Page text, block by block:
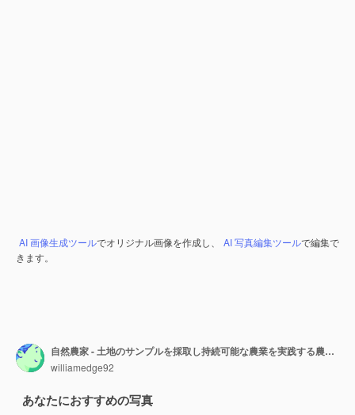
AI 画像生成ツールでオリジナル画像を作成し、 AI 写真編集ツールで編集で
きます。
自然農家 - 土地のサンプルを採取し持続可能な農業を実践する農場で植物の成長を観察する
williamedge92
あなたにおすすめの写真